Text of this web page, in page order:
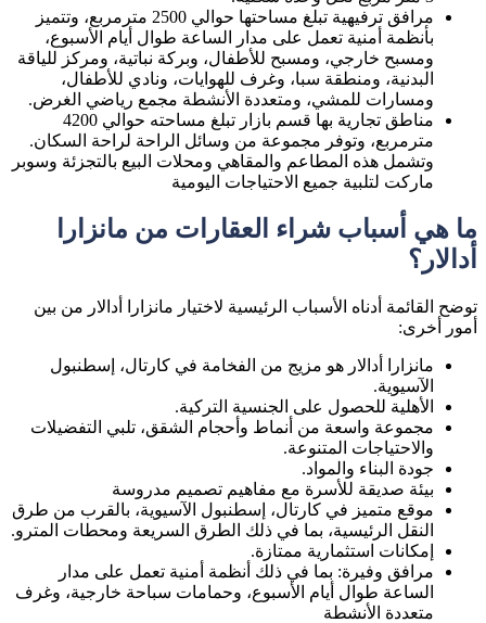
مرافق ترفيهية تبلغ مساحتها حوالي 2500 مترمربع، وتتميز
بأنظمة أمنية تعمل على مدار الساعة طوال أيام الأسبوع،
ومسبح خارجي، ومسبح للأطفال، وبركة نباتية، ومركز للياقة
البدنية، ومنطقة سبا، وغرف للهوايات، ونادي للأطفال،
ومسارات للمشي، ومتعددة الأنشطة مجمع رياضي الغرض.
مناطق تجارية بها قسم بازار تبلغ مساحته حوالي 4200
مترمربع، وتوفر مجموعة من وسائل الراحة لراحة السكان.
وتشمل هذه المطاعم والمقاهي ومحلات البيع بالتجزئة وسوبر
ماركت لتلبية جميع الاحتياجات اليومية
ما هي أسباب شراء العقارات من مانزارا
أدالار؟
توضح القائمة أدناه الأسباب الرئيسية لاختيار مانزارا أدالار من بين
أمور أخرى:
مانزارا أدالار هو مزيج من الفخامة في كارتال، إسطنبول
الآسيوية.
الأهلية للحصول على الجنسية التركية.
مجموعة واسعة من أنماط وأحجام الشقق، تلبي التفضيلات
والاحتياجات المتنوعة.
جودة البناء والمواد.
بيئة صديقة للأسرة مع مفاهيم تصميم مدروسة
موقع متميز في كارتال، إسطنبول الآسيوية، بالقرب من طرق
النقل الرئيسية، بما في ذلك الطرق السريعة ومحطات المترو.
إمكانات استثمارية ممتازة.
مرافق وفيرة: بما في ذلك أنظمة أمنية تعمل على مدار
الساعة طوال أيام الأسبوع، وحمامات سباحة خارجية، وغرف
متعددة الأنشطة